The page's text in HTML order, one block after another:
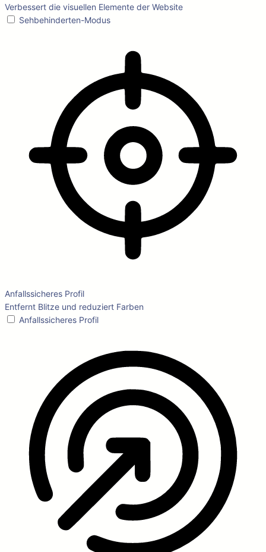
Verbessert die visuellen Elemente der Website
Sehbehinderten-Modus
Anfallssicheres Profil
Entfernt Blitze und reduziert Farben
Anfallssicheres Profil